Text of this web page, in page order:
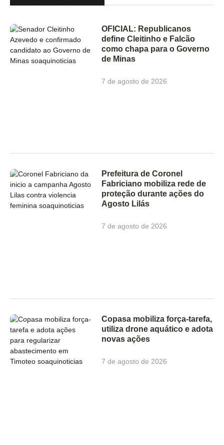
OFICIAL: Republicanos
define Cleitinho e Falcão
como chapa para o Governo
de Minas
7 de agosto de 2026
Prefeitura de Coronel
Fabriciano mobiliza rede de
proteção durante ações do
Agosto Lilás
7 de agosto de 2026
Copasa mobiliza força-tarefa,
utiliza drone aquático e adota
novas ações
7 de agosto de 2026